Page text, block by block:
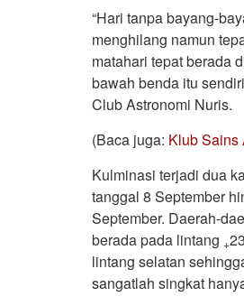
“Hari tanpa bayang-
menghilang namun
matahari tepat berada
bawah benda itu
Club Astronomi Nuris.
(Baca juga: Klub Sains
Kulminasi terjadi dua
tanggal 8 September
September. Daerah-
berada pada lintang +
lintang selatan
sangatlah singkat